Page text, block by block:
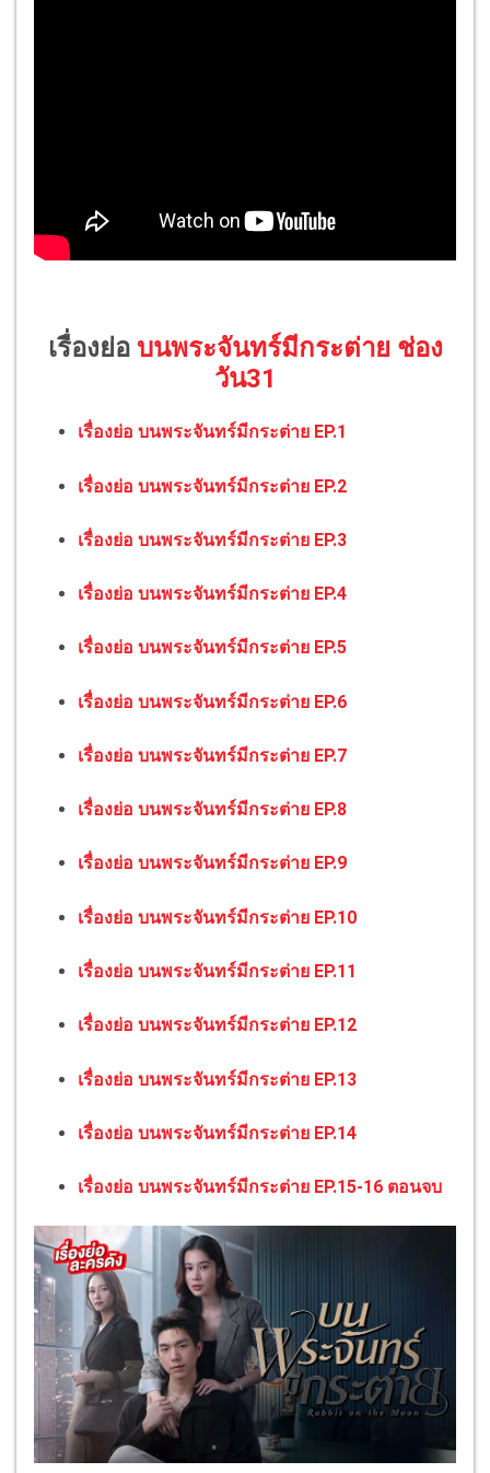
เรื่องย่อ บนพระจันทร์มีกระต่าย ช่อง
วัน31
เรื่องย่อ บนพระจันทร์มีกระต่าย EP.1
เรื่องย่อ บนพระจันทร์มีกระต่าย EP.2
เรื่องย่อ บนพระจันทร์มีกระต่าย EP.3
เรื่องย่อ บนพระจันทร์มีกระต่าย EP.4
เรื่องย่อ บนพระจันทร์มีกระต่าย EP.5
เรื่องย่อ บนพระจันทร์มีกระต่าย EP.6
เรื่องย่อ บนพระจันทร์มีกระต่าย EP.7
เรื่องย่อ บนพระจันทร์มีกระต่าย EP.8
เรื่องย่อ บนพระจันทร์มีกระต่าย EP.9
เรื่องย่อ บนพระจันทร์มีกระต่าย EP.10
เรื่องย่อ บนพระจันทร์มีกระต่าย EP.11
เรื่องย่อ บนพระจันทร์มีกระต่าย EP.12
เรื่องย่อ บนพระจันทร์มีกระต่าย EP.13
เรื่องย่อ บนพระจันทร์มีกระต่าย EP.14
เรื่องย่อ บนพระจันทร์มีกระต่าย EP.15-16 ตอนจบ